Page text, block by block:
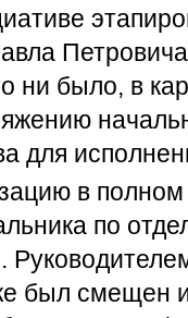
ни было, в
для
в
по
был смещен